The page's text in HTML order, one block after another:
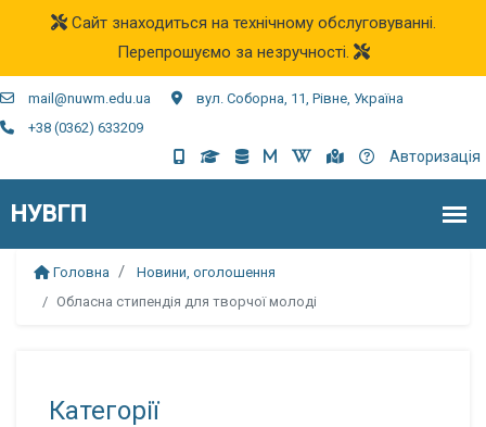
Сайт знаходиться на технічному обслуговуванні.
Перепрошуємо за незручності.
mail@nuwm.edu.ua
вул. Соборна, 11, Рівне, Україна
+38 (0362) 633209
Авторизація
Головна
Новини, оголошення
Обласна стипендія для творчої молоді
Категорії